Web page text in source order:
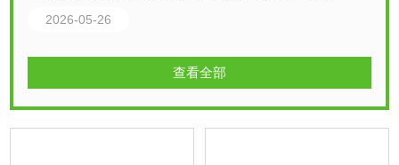
2026-05-26
查看全部